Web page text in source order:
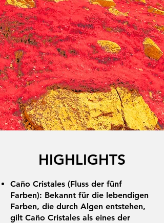
HIGHLIGHTS
Caño Cristales (Fluss der fünf
Farben): Bekannt für die lebendigen
Farben, die durch Algen entstehen,
gilt Caño Cristales als eines der